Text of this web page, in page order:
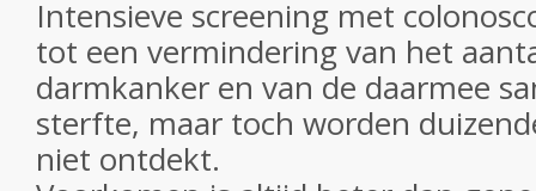
Intensieve screening met
tot een vermindering van het
darmkanker en van de daarmee
sterfte, maar toch worden
niet ontdekt.